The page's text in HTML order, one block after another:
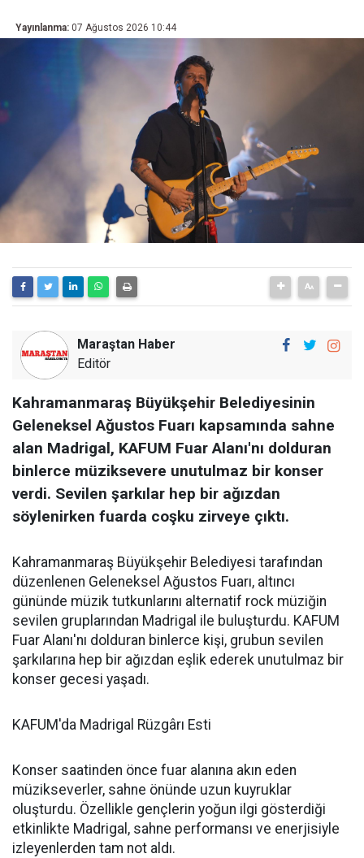
Yayınlanma: 07 Ağustos 2026 10:44
Maraştan Haber
Editör
Kahramanmaraş Büyükşehir Belediyesinin
Geleneksel Ağustos Fuarı kapsamında sahne
alan Madrigal, KAFUM Fuar Alanı'nı dolduran
binlerce müziksevere unutulmaz bir konser
verdi. Sevilen şarkılar hep bir ağızdan
söylenirken fuarda coşku zirveye çıktı.
Kahramanmaraş Büyükşehir Belediyesi tarafından
düzenlenen Geleneksel Ağustos Fuarı, altıncı
gününde müzik tutkunlarını alternatif rock müziğin
sevilen gruplarından Madrigal ile buluşturdu. KAFUM
Fuar Alanı'nı dolduran binlerce kişi, grubun sevilen
şarkılarına hep bir ağızdan eşlik ederek unutulmaz bir
konser gecesi yaşadı.
KAFUM'da Madrigal Rüzgârı Esti
Konser saatinden önce fuar alanına akın eden
müzikseverler, sahne önünde uzun kuyruklar
oluşturdu. Özellikle gençlerin yoğun ilgi gösterdiği
etkinlikte Madrigal, sahne performansı ve enerjisiyle
izleyenlerden tam not aldı.